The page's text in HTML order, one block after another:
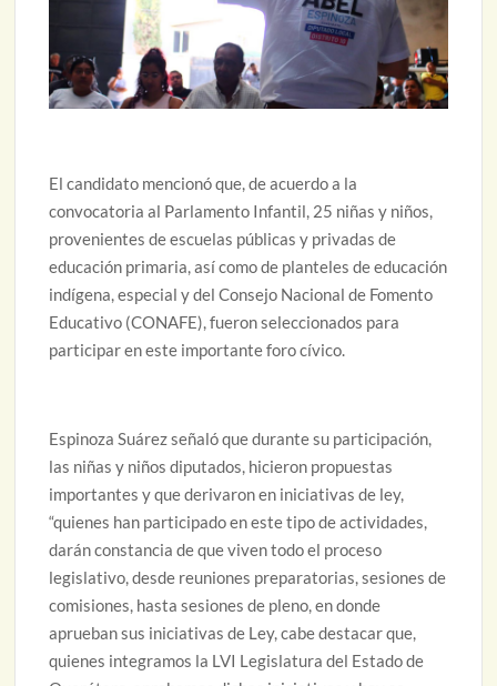
El candidato mencionó que, de acuerdo a la
convocatoria al Parlamento Infantil, 25 niñas y niños,
provenientes de escuelas públicas y privadas de
educación primaria, así como de planteles de educación
indígena, especial y del Consejo Nacional de Fomento
Educativo (CONAFE), fueron seleccionados para
participar en este importante foro cívico.
Espinoza Suárez señaló que durante su participación,
las niñas y niños diputados, hicieron propuestas
importantes y que derivaron en iniciativas de ley,
“quienes han participado en este tipo de actividades,
darán constancia de que viven todo el proceso
legislativo, desde reuniones preparatorias, sesiones de
comisiones, hasta sesiones de pleno, en donde
aprueban sus iniciativas de Ley, cabe destacar que,
quienes integramos la LVI Legislatura del Estado de